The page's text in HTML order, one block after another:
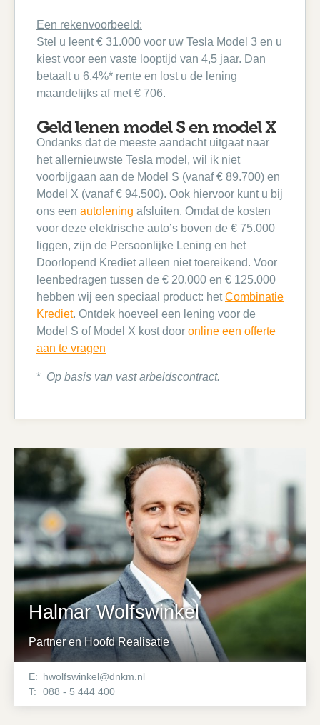
Een rekenvoorbeeld:
Stel u leent € 31.000 voor uw Tesla Model 3 en u
kiest voor een vaste looptijd van 4,5 jaar. Dan
betaalt u 6,4%* rente en lost u de lening
maandelijks af met € 706.
Geld lenen model S en model X
Ondanks dat de meeste aandacht uitgaat naar
het allernieuwste Tesla model, wil ik niet
voorbijgaan aan de Model S (vanaf € 89.700) en
Model X (vanaf € 94.500). Ook hiervoor kunt u bij
ons een autolening afsluiten. Omdat de kosten
voor deze elektrische auto’s boven de € 75.000
liggen, zijn de Persoonlijke Lening en het
Doorlopend Krediet alleen niet toereikend. Voor
leenbedragen tussen de € 20.000 en € 125.000
hebben wij een speciaal product: hetCombinatie
Krediet. Ontdek hoeveel een lening voor de
Model S of Model X kost door online een offerte
aan te vragen
* Op basis van vast arbeidscontract.
Halmar Wolfswinkel
Partner en Hoofd Realisatie
E: hwolfswinkel@dnkm.nl
T:
088 - 5 444 400